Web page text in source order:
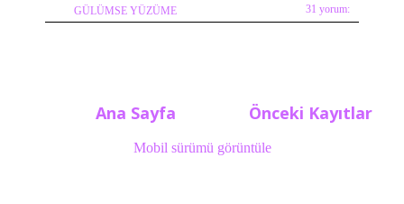
GÜLÜMSE YÜZÜME 31 yorum:
Önceki Kayıtlar
Ana Sayfa
Mobil sürümü görüntüle